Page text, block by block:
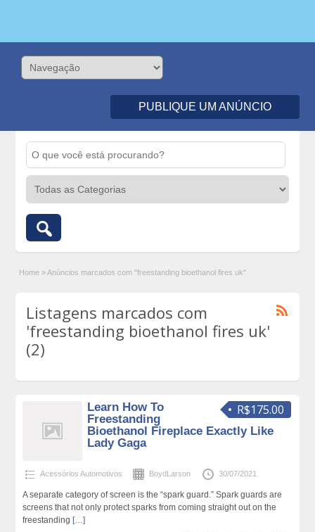
PUBLIQUE UM ANÚNCIO
Home » Anúncios marcados com "freestanding bioethanol fires uk"
Listagens marcados com
'freestanding bioethanol fires uk'
(2)
R$175.00
Learn How To
Freestanding
Bioethanol Fireplace Exactly Like
Lady Gaga
Acessórios Automotivos BoydLarson 30/07/2021
A separate category of screen is the “spark guard.” Spark guards are
screens that not only protect sparks from coming straight out on the
freestanding […]